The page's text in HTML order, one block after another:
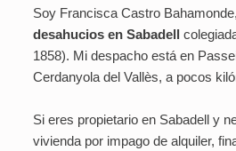
Soy Francisca Castro Bahamonde,
desahucios en Sabadell
1858). Mi despacho está en
Cerdanyola del Vallès, a pocos
Si eres propietario en Sabadell y
vivienda por impago de alquiler,